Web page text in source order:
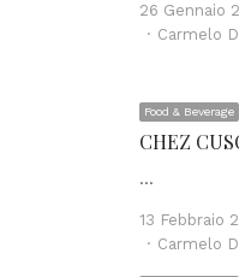
26 Gennaio
Author
Carmelo
Food & Beverage
CHEZ
…
13 Febbraio
Author
Carmelo